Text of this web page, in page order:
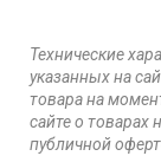
Технические
указанных на
товара на
сайте о товарах
публичной